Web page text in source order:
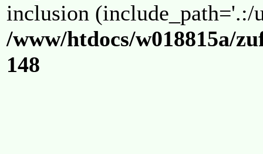
inclusion (include_path='.:/
/www/htdocs/w018815a/
148